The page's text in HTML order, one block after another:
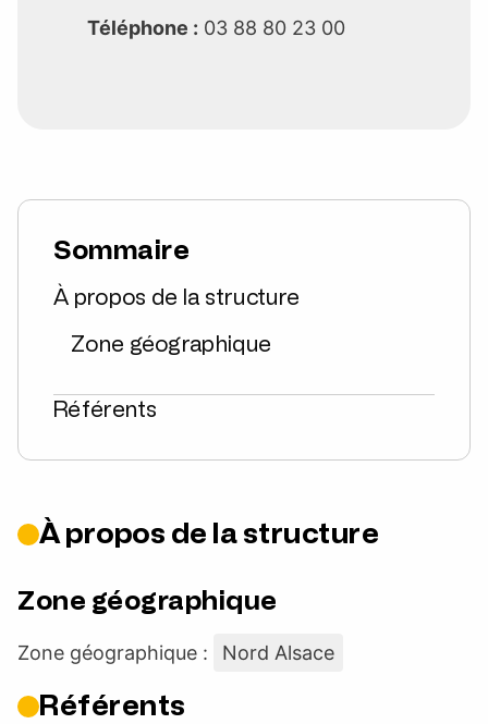
Téléphone : 03 88 80 23 00
Sommaire
À propos de la structure
Zone géographique
Référents
À propos de la structure
Zone géographique
Zone géographique : Nord Alsace
Référents